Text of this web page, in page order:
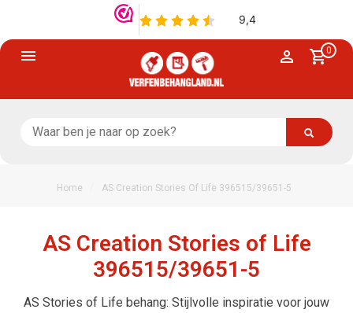
0
Home AS Creation Stories Of Life 396515/39651-5
AS Creation Stories of Life
396515/39651-5
AS Stories of Life behang: Stijlvolle inspiratie voor jouw